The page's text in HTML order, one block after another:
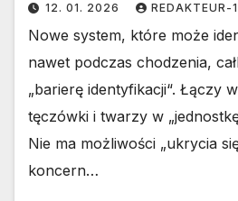
12. 01. 2026 REDAKTEUR-1
Nowe system, które może
nawet podczas chodzenia,
„barierę identyfikacji“. Łączy
tęczówki i twarzy w
Nie ma możliwości „ukrycia
koncern…